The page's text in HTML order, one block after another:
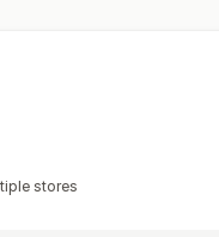
stores